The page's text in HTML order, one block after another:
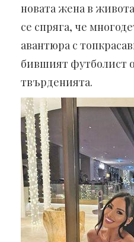
новата жена в
се спряга, че
авантюра с
бившият футболист
твърденията.